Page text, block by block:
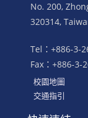
No. 200,
320314,
Tel：+886-3-
Fax：+886-3-
校園地圖
交通指引